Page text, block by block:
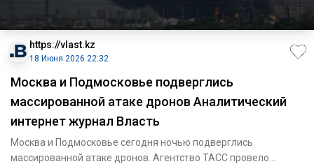
https://vlast.kz
18 Июня 2026 22:32
Москва и Подмосковье подверглись
массированной атаке дронов Аналитический
интернет журнал Власть
Москва и Подмосковье сегодня ночью подверглись
массированной атаке дронов. Агентство ТАСС провело